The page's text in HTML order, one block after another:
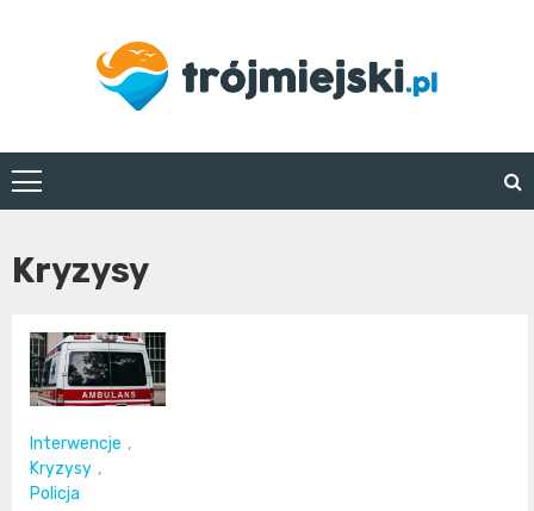
trojmiejski.pl
Kryzysy
Interwencje ,
Kryzysy ,
Policja